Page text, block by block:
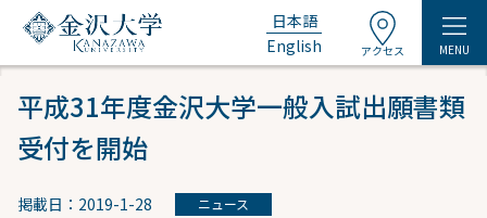
日本語
English
アクセス MENU
平成31年度金沢大学一般入試出願書類
受付を開始
掲載日：2019-1-28 ニュース